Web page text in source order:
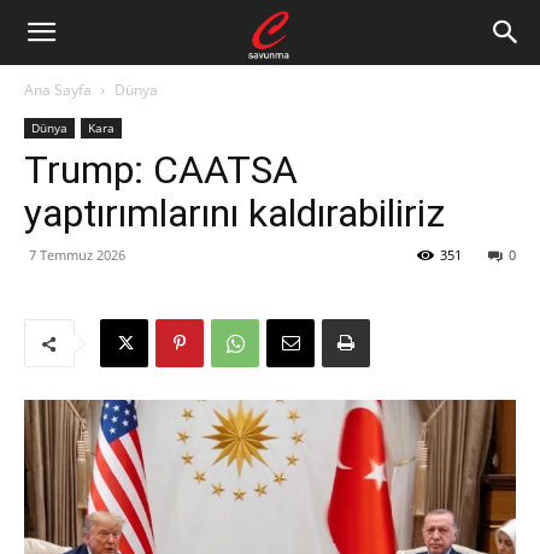
Ana Sayfa Dünya
Dünya Kara
Trump: CAATSA
yaptırımlarını kaldırabiliriz
7 Temmuz 2026 0
351